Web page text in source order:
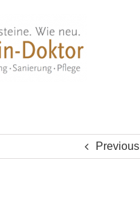
Previous